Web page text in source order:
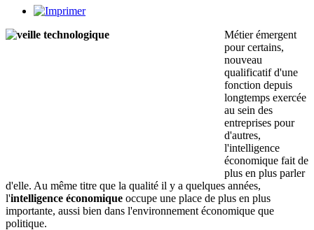
Métier émergent
pour certains,
nouveau
qualificatif d'une
fonction depuis
longtemps exercée
au sein des
entreprises pour
d'autres,
l'intelligence
économique fait de
plus en plus parler
d'elle. Au même titre que la qualité il y a quelques années,
l'intelligence économique occupe une place de plus en plus
importante, aussi bien dans l'environnement économique que
politique.